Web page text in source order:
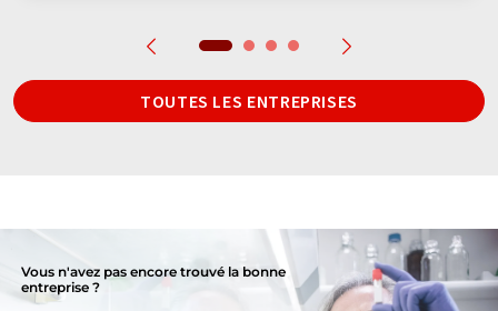
TOUTES LES ENTREPRISES
Vous n'avez pas encore trouvé la bonne
entreprise ?